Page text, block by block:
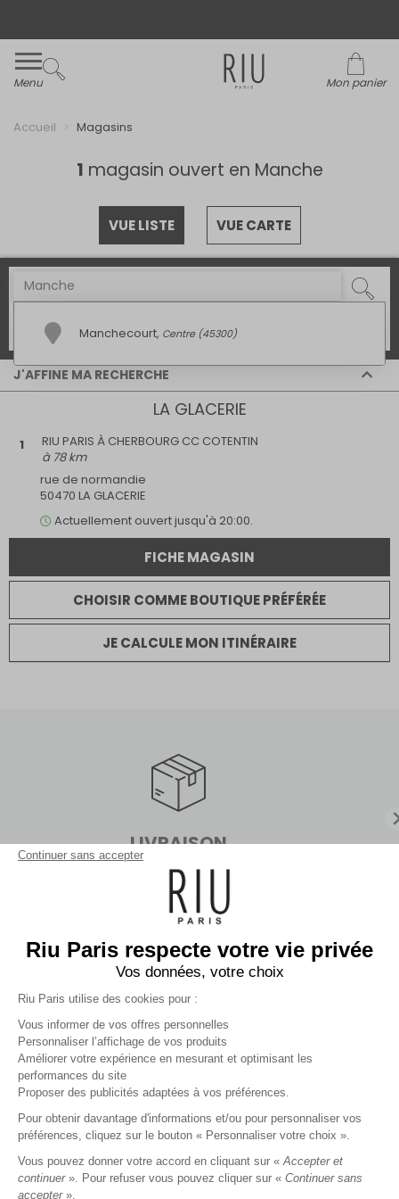
Livraison et retour offerts* en boutiques RIU
Paris - Jacqueline RIU
Menu Mon panier
Accueil Magasins
1 magasin ouvert en Manche
VUE LISTE VUE CARTE
AUTOUR DE MOI
J'AFFINE MA RECHERCHE
Ouvert maintenant
Retrait internet
Parking
Multimarque
Magasin dans un centre commercial
LA GLACERIE
1
RIU PARIS À CHERBOURG CC COTENTIN
à 78 km
rue de normandie
50470 LA GLACERIE
Actuellement ouvertjusqu'à 20:00.
FICHE MAGASIN
CHOISIR COMME BOUTIQUE PRÉFÉRÉE
JE CALCULE MON ITINÉRAIRE
LIVRAISON
En boutiques sans minimum d'achat
ou en point relais dès 99€
Inscrivez-vous à la newsletter !
VALIDER
RIU PARIS
Manchecourt, Centre (45300)
Continuer sans accepter
Riu Paris respecte votre vie privée
Vos données, votre choix
Riu Paris utilise des cookies pour :
Vous informer de vos offres personnelles
Personnaliser l’affichage de vos produits
Améliorer votre expérience en mesurant et optimisant les
performances du site
Proposer des publicités adaptées à vos préférences.
Pour obtenir davantage d'informations et/ou pour personnaliser vos
préférences, cliquez sur le bouton « Personnaliser votre choix ».
Vous pouvez donner votre accord en cliquant sur « Accepter et
continuer ». Pour refuser vous pouvez cliquer sur « Continuer sans
accepter ».